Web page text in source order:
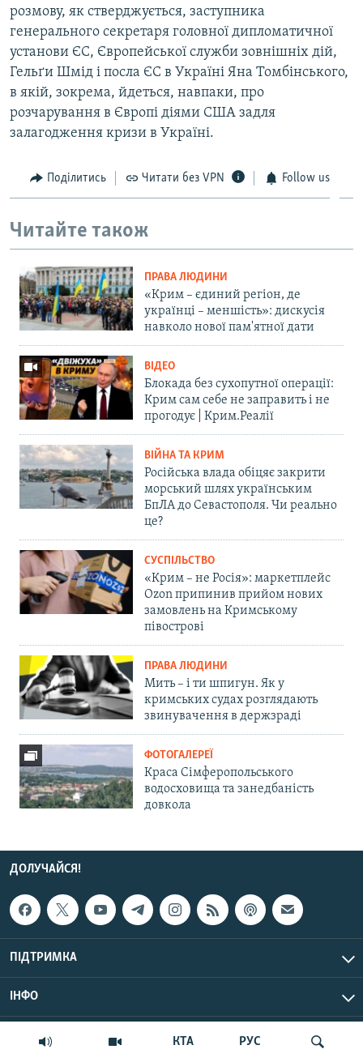
КТА РУС
розмову, як стверджується, заступника
генерального секретаря головної дипломатичної
установи ЄС, Європейської служби зовнішніх дій,
Гельґи Шмід і посла ЄС в Україні Яна Томбінського,
в якій, зокрема, йдеться, навпаки, про
розчарування в Європі діями США задля
залагодження кризи в Україні.
Поділитись Читати без VPN Follow us
Читайте також
ПРАВА ЛЮДИНИ
«Крим – єдиний регіон, де
українці – меншість»: дискусія
навколо нової пам'ятної дати
ВІДЕО
Блокада без сухопутної операції:
Крим сам себе не заправить і не
прогодує | Крим.Реалії
ВІЙНА ТА КРИМ
Російська влада обіцяє закрити
морський шлях українським
БпЛА до Севастополя. Чи реально
це?
СУСПІЛЬСТВО
«Крим – не Росія»: маркетплейс
Ozon припинив прийом нових
замовлень на Кримському
півострові
ПРАВА ЛЮДИНИ
Мить – і ти шпигун. Як у
кримських судах розглядають
звинувачення в держзраді
ФОТОГАЛЕРЕЇ
Краса Сімферопольського
водосховища та занедбаність
довкола
ДОЛУЧАЙСЯ!
ПІДТРИМКА
ІНФО
© Крим.Реалії, 2026 | Усі права застережено.